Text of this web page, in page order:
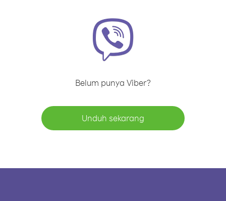
Belum punya Viber?
Unduh sekarang